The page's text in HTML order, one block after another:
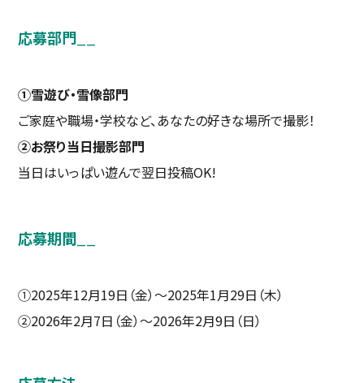
応募部門
①雪遊び・雪像部門
ご家庭や職場・学校など、あなたの好きな場所で撮影！
②お祭り当日撮影部門
当日はいっぱい遊んで翌日投稿OK!
応募期間
①2025年12月19日（金）～2025年1月29日（木）
②2026年2月7日（金）～2026年2月9日（日）